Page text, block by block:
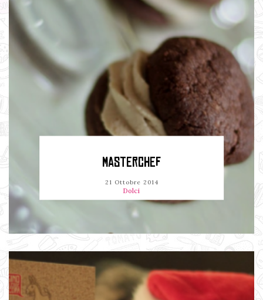
MASTERCHEF
21 Ottobre 2014
Dolci